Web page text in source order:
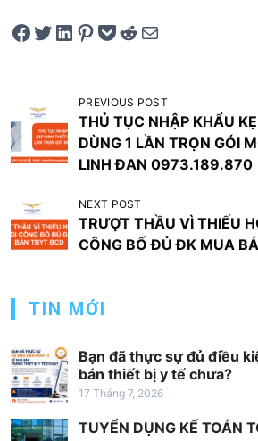
Share on Facebook Tweet on Twitter Share on LinkedIn Pin on Pinterest Save to pocket Share on Reddit Share via Email
i
ề
h
ư
n
g
b
à
i
v
PREVIOUS POST
THỦ TỤC NHẬP KHẨU
DÙNG 1 LẦN TRỌN GÓI
LINH ĐAN 0973.189.870
NEXT POST
TRƯỢT THẦU VÌ THIẾU
CÔNG BỐ ĐỦ ĐK MUA
TIN MỚI
Bạn đã thực sự đủ điều
bán thiết bị y tế chưa?
17 Tháng 7, 2026
TUYỂN DỤNG KẾ TOÁN